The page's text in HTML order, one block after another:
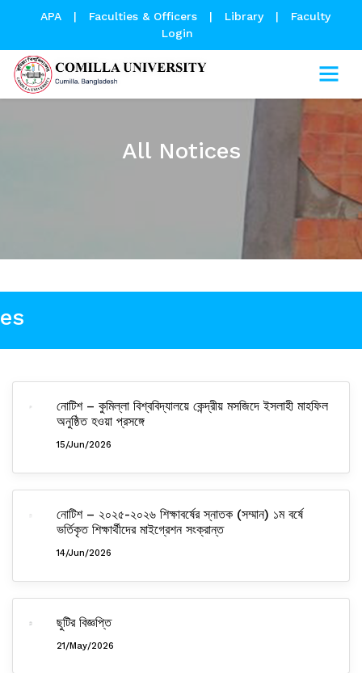
APA | Faculties & Officers | Library |
Faculty
Login
All Notices
নোটিশ – কুমিল্লা বিশ্ববিদ্যালয়ে কেন্দ্রীয় মসজিদে ইসলাহী মাহফিল
অনুষ্ঠিত হওয়া প্রসঙ্গে
15/Jun/2026
নোটিশ – ২০২৫-২০২৬ শিক্ষাবর্ষের স্নাতক (সম্মান) ১ম বর্ষে
ভর্তিকৃত শিক্ষার্থীদের মাইগ্রেশন সংক্রান্ত
14/Jun/2026
ছুটির বিজ্ঞপ্তি
21/May/2026